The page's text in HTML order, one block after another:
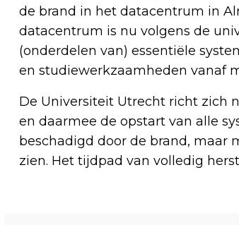
de brand in het datacentrum in
datacentrum is nu volgens de
(onderdelen van) essentiële
en studiewerkzaamheden vanaf
De Universiteit Utrecht richt zich
en daarmee de opstart van alle
beschadigd door de brand, maar
zien. Het tijdpad van volledig